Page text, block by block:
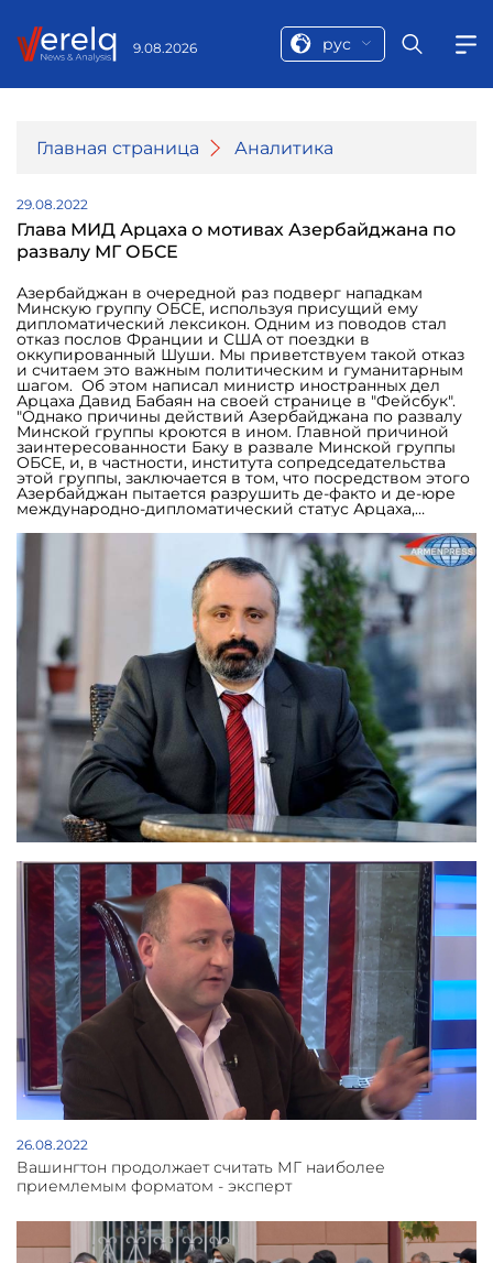
9.08.2026 рус
Главная страница Аналитика
29.08.2022
Глава МИД Арцаха о мотивах Азербайджана по
развалу МГ ОБСЕ
Азербайджан в очередной раз подверг нападкам
Минскую группу ОБСЕ, используя присущий ему
дипломатический лексикон. Одним из поводов стал
отказ послов Франции и США от поездки в
оккупированный Шуши. Мы приветствуем такой отказ
и считаем это важным политическим и гуманитарным
шагом. Об этом написал министр иностранных дел
Арцаха Давид Бабаян на своей странице в "Фейсбук".
"Однако причины действий Азербайджана по развалу
Минской группы кроются в ином. Главной причиной
заинтересованности Баку в развале Минской группы
ОБСЕ, и, в частности, института сопредседательства
этой группы, заключается в том, что посредством этого
Азербайджан пытается разрушить де-факто и де-юре
международно-дипломатический статус Арцаха,
азербайджано-карабахского конфликта и
переговорного процесса по его урегулированию. А
большая часть соответствующих документов,
заявлений и других политико-правовых актов
находятся в сфере деятельности именно Минской
группы и Минского процесса. Расформирование
Минской группы и сопредседательства этой группы, по
логике Баку, должно и нивелировать де-факто и де-
юре международно-дипломатический статус Арцаха.
Здесь Баку и Анкара действуют вместе, всячески
используя противоречия между Россией и
коллективным Западом, что оказывает воздействие и
на деятельность сопредседательства Минской группы.
Но этот эмоциональный флирт, посредством которого
азербайджано-турецкий альянс пытается задобрить
Россию, естественно, имеет тактический и временный
характер. Совершенно очевидно, что и Турция, и
Азербайджан делают все возможное для подрыва
#российской #миротворческой миссии в Арцахе,
прекрасно понимая, что с уходом России будет
уничтожен и Арцах, уничтожение Арцаха приведет к
тектоническим геополитическим сдвигам в Закавказье
и в сопредельных огромных геополитических
пространствах, которые создадут угрозы
экзистенционального характера и для ряда стран, в
первую очередь, для России. Это представляет угроза,
кстати, и для Запада, просто, в более отдаленной
перспективе. Не исключено также, что такая
максималистская политика Баку имеет целью также и
такого рода шантажом добиться включения Турции в
состав стран-сопредседателей Минской группы в
качестве, своего рода, компенсации Баку для
смягчения его жесткой позиции. Уверен, это и многое
другое, хорошо понимают и в Москве, и в Вашингтоне,
и в Париже. Очевидно также и то, что Минская группа
ОБСЕ и ее сопредседательство в нынешнем составе
пока не имеет альтернативы", - резюмировал Давид
Бабаян.
26.08.2022
Вашингтон продолжает считать МГ наиболее
приемлемым форматом - эксперт